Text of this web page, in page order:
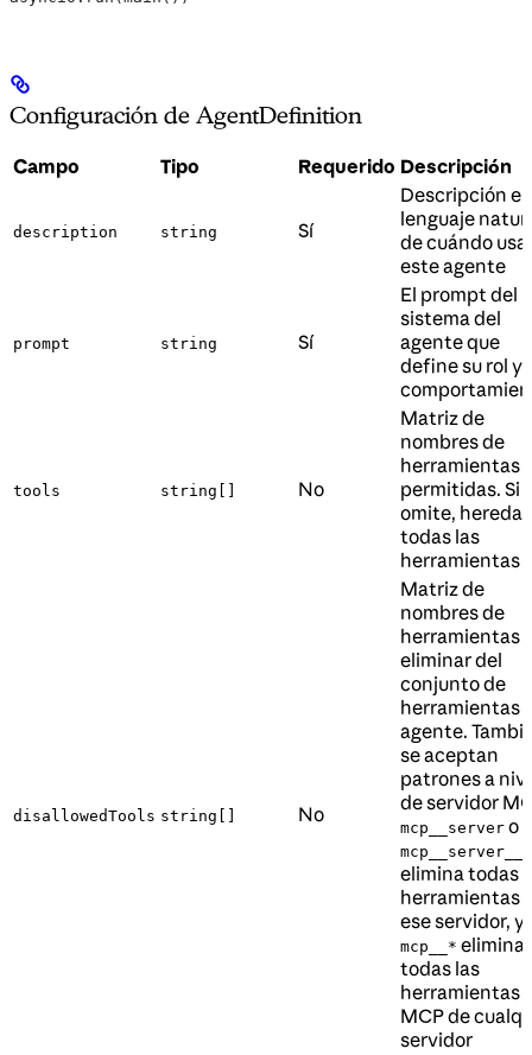
Configuración de AgentDefinition
Campo Tipo Requerido Descripción
description string Sí
Descripción en
lenguaje
de cuándo
este agente
prompt string Sí
El prompt del
sistema del
agente que
define su rol y
tools string[] No
Matriz de
nombres de
herramientas
permitidas. Si
omite, hereda
todas las
herramientas
disallowedTools string[] No
Matriz de
nombres de
herramientas
eliminar del
conjunto de
herramientas
agente.
se aceptan
patrones a
de servidor
mcp__server o
mcp__server__*
elimina todas
herramientas
ese servidor, y
mcp__* elimina
todas las
herramientas
MCP de
servidor